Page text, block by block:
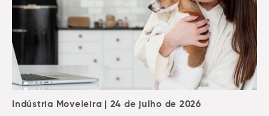
Indústria Moveleira | 24 de julho de 2026